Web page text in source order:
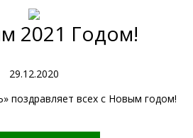
2021 Годом!
29.12.2020
поздравляет всех с Новым годом!